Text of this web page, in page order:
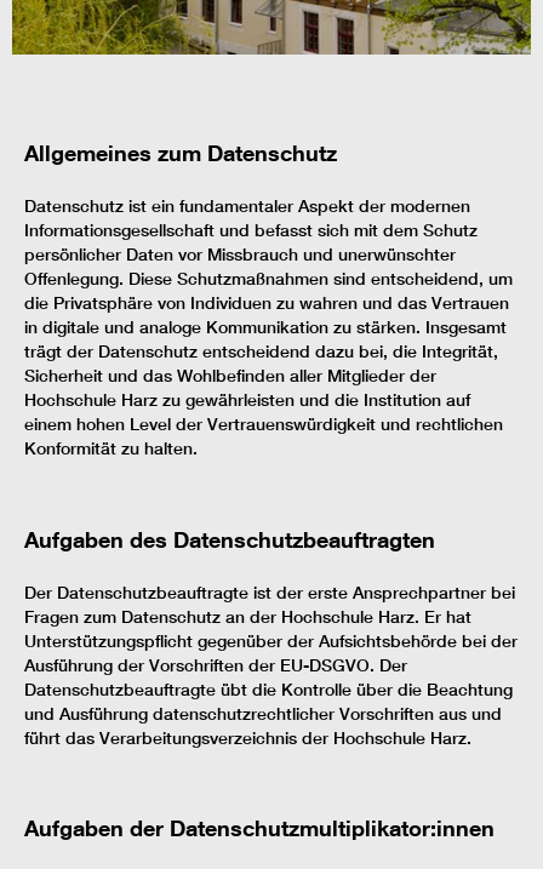
Allgemeines zum Datenschutz
Datenschutz ist ein fundamentaler Aspekt der modernen
Informationsgesellschaft und befasst sich mit dem Schutz
persönlicher Daten vor Missbrauch und unerwünschter
Offenlegung. Diese Schutzmaßnahmen sind entscheidend, um
die Privatsphäre von Individuen zu wahren und das Vertrauen
in digitale und analoge Kommunikation zu stärken. Insgesamt
trägt der Datenschutz entscheidend dazu bei, die Integrität,
Sicherheit und das Wohlbefinden aller Mitglieder der
Hochschule Harz zu gewährleisten und die Institution auf
einem hohen Level der Vertrauenswürdigkeit und rechtlichen
Konformität zu halten.
Aufgaben des Datenschutzbeauftragten
Der Datenschutzbeauftragte ist der erste Ansprechpartner bei
Fragen zum Datenschutz an der Hochschule Harz. Er hat
Unterstützungspflicht gegenüber der Aufsichtsbehörde bei der
Ausführung der Vorschriften der EU-DSGVO. Der
Datenschutzbeauftragte übt die Kontrolle über die Beachtung
und Ausführung datenschutzrechtlicher Vorschriften aus und
führt das Verarbeitungsverzeichnis der Hochschule Harz.
Aufgaben der Datenschutzmultiplikator:innen